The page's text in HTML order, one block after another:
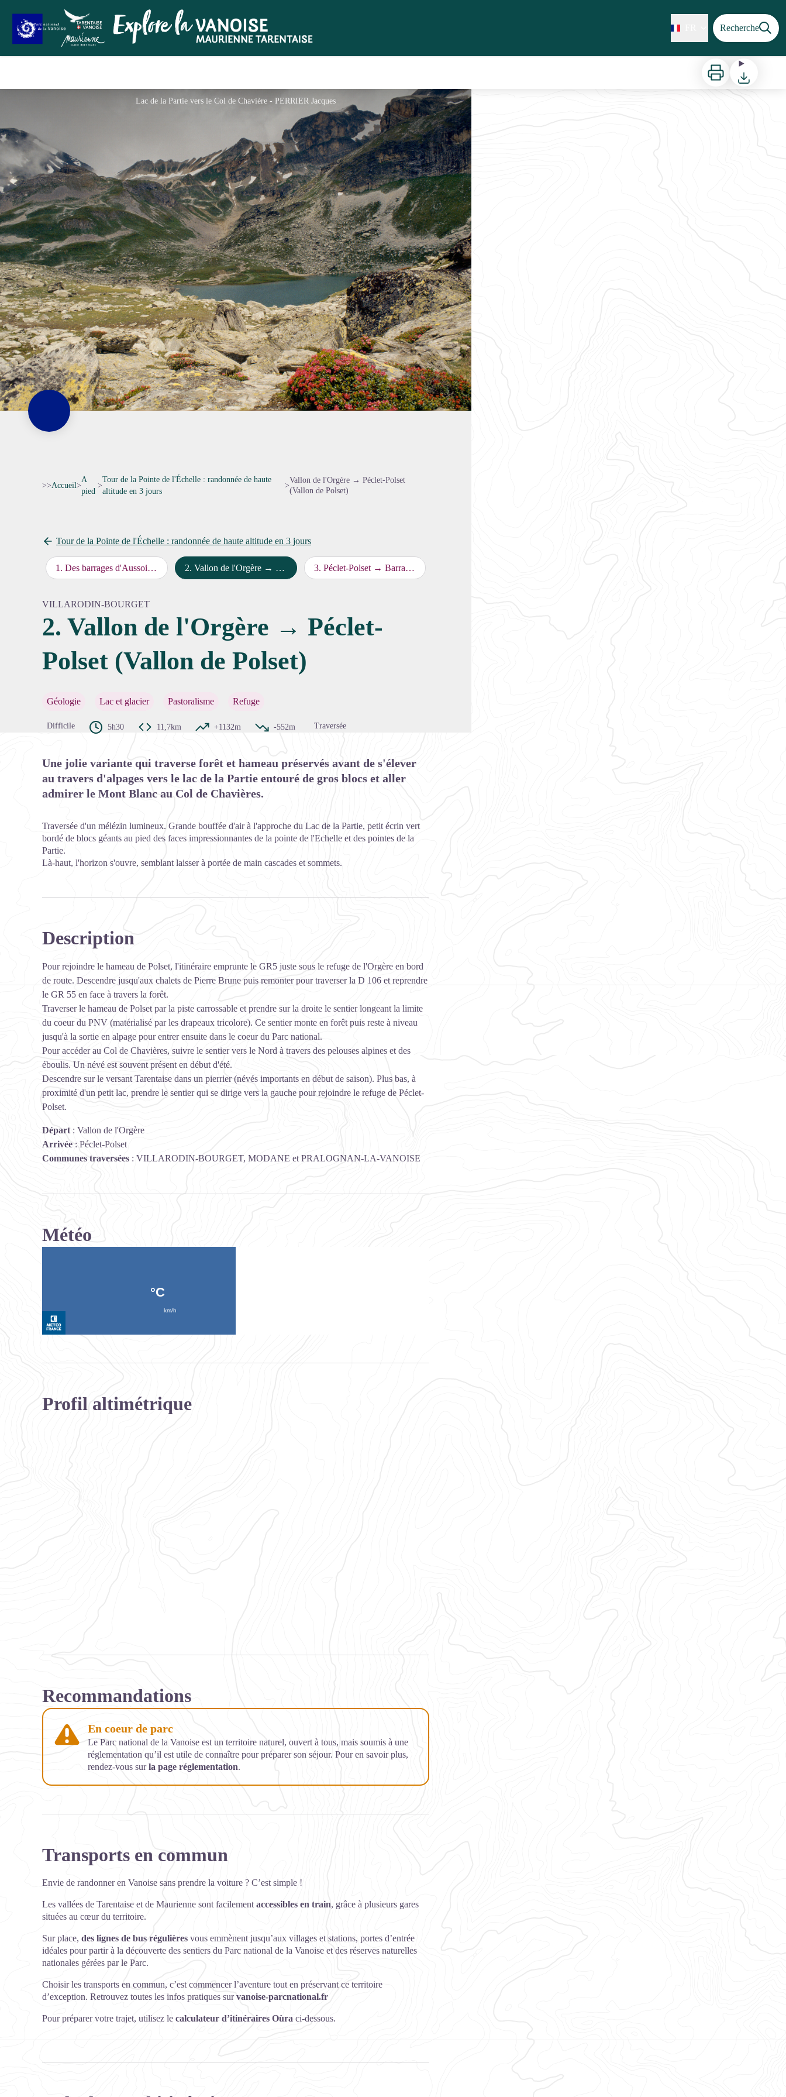
Recherche
Imprimer Télécharger
Lac de la Partie vers le Col de Chavière - PERRIER Jacques
Voir l'image en plein écran
>>Accueil>
A
pied
>
Tour de la Pointe de l'Échelle : randonnée de haute
altitude en 3 jours
>
Vallon de l'Orgère → Péclet-Polset
(Vallon de Polset)
Tour de la Pointe de l'Échelle : randonnée de haute altitude en 3 jours
1 . Des barrages d'Aussois au Vallon de l'Orgère par le Col de la Masse 2. Vallon de l'Orgère → Péclet-Polset (Vallon de Polset) 3. Péclet-Polset → Barrages d'Aussois
VILLARODIN-BOURGET
2. Vallon de l'Orgère → Péclet-
Polset (Vallon de Polset)
Géologie Lac et glacier Pastoralisme Refuge
Difficile 5h30 11,7km +1132m -552m Traversée
Une jolie variante qui traverse forêt et hameau préservés avant de s'élever
au travers d'alpages vers le lac de la Partie entouré de gros blocs et aller
admirer le Mont Blanc au Col de Chavières.
Traversée d'un mélézin lumineux. Grande bouffée d'air à l'approche du Lac de la Partie, petit écrin vert
bordé de blocs géants au pied des faces impressionnantes de la pointe de l'Echelle et des pointes de la
Partie.
Là-haut, l'horizon s'ouvre, semblant laisser à portée de main cascades et sommets.
Description
Pour rejoindre le hameau de Polset, l'itinéraire emprunte le GR5 juste sous le refuge de l'Orgère en bord
de route. Descendre jusqu'aux chalets de Pierre Brune puis remonter pour traverser la D 106 et reprendre
le GR 55 en face à travers la forêt.
Traverser le hameau de Polset par la piste carrossable et prendre sur la droite le sentier longeant la limite
du coeur du PNV (matérialisé par les drapeaux tricolore). Ce sentier monte en forêt puis reste à niveau
jusqu'à la sortie en alpage pour entrer ensuite dans le coeur du Parc national.
Pour accéder au Col de Chavières, suivre le sentier vers le Nord à travers des pelouses alpines et des
éboulis. Un névé est souvent présent en début d'été.
Descendre sur le versant Tarentaise dans un pierrier (névés importants en début de saison). Plus bas, à
proximité d'un petit lac, prendre le sentier qui se dirige vers la gauche pour rejoindre le refuge de Péclet-
Polset.
Départ : Vallon de l'Orgère
Arrivée : Péclet-Polset
Communes traversées : VILLARODIN-BOURGET, MODANE et PRALOGNAN-LA-VANOISE
Météo
Profil altimétrique
Recommandations
En coeur de parc
Le Parc national de la Vanoise est un territoire naturel, ouvert à tous, mais soumis à une
réglementation qu’il est utile de connaître pour préparer son séjour. Pour en savoir plus,
rendez-vous surla page réglementation.
Transports en commun
Envie de randonner en Vanoise sans prendre la voiture ? C’est simple !
Les vallées de Tarentaise et de Maurienne sont facilement accessibles en train, grâce à plusieurs gares
situées au cœur du territoire.
Sur place, des lignes de bus régulières vous emmènent jusqu’aux villages et stations, portes d’entrée
idéales pour partir à la découverte des sentiers du Parc national de la Vanoise et des réserves naturelles
nationales gérées par le Parc.
Choisir les transports en commun, c’est commencer l’aventure tout en préservant ce territoire
d’exception. Retrouvez toutes les infos pratiques survanoise-parcnational.fr
Pour préparer votre trajet, utilisez le calculateur d’itinéraires Oùra ci-dessous.